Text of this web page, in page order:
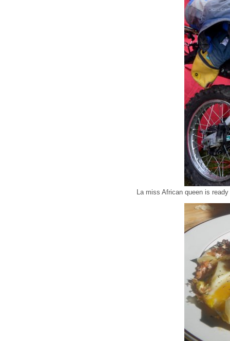
La miss African queen is ready